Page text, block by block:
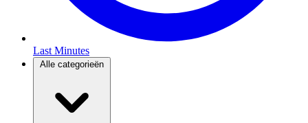
Last Minutes
Alle categorieën